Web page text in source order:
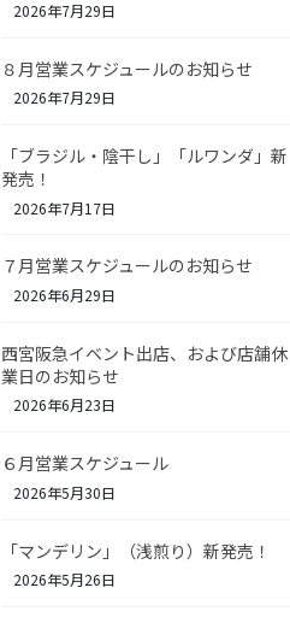
2026年7月29日
８月営業スケジュールのお知らせ
2026年7月29日
「ブラジル・陰干し」「ルワンダ」新
発売！
2026年7月17日
７月営業スケジュールのお知らせ
2026年6月29日
西宮阪急イベント出店、および店舗休
業日のお知らせ
2026年6月23日
６月営業スケジュール
2026年5月30日
「マンデリン」（浅煎り）新発売！
2026年5月26日